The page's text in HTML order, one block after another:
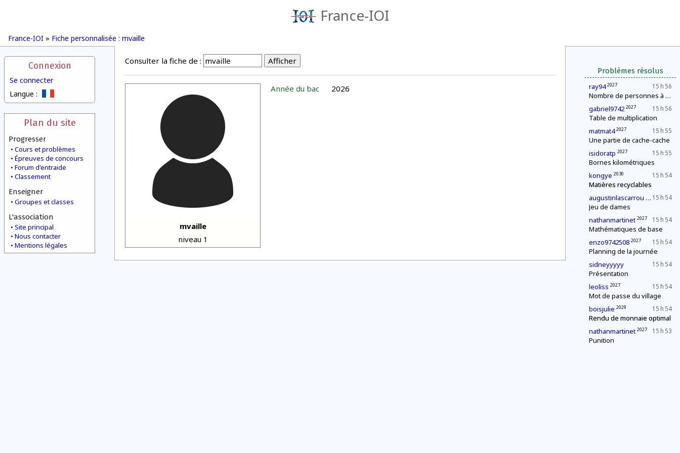
France-IOI
France-IOI » Fiche personnalisée : mvaille
Connexion
Se connecter
Langue :
Plan du site
Progresser
Cours et problèmes
Épreuves de concours
Forum d'entraide
Classement
Enseigner
Groupes et classes
L'association
Site principal
Nous contacter
Mentions légales
Problèmes résolus
15 h 56
ray94 2027
Nombre de personnes à la fête
15 h 56
gabriel9742 2027
Table de multiplication
15 h 55
matmat4 2027
Une partie de cache-cache
15 h 55
isidoratp 2027
Bornes kilométriques
15 h 54
kongye 2030
Matières recyclables
15 h 54
augustinlascarrou 2027
Jeu de dames
15 h 54
nathanmartinet 2027
Mathématiques de base
15 h 54
enzo9742508 2027
Planning de la journée
15 h 54
sidneyyyyy
Présentation
15 h 54
leoliss 2027
Mot de passe du village
15 h 54
boisjulie 2029
Rendu de monnaie optimal
15 h 53
nathanmartinet 2027
Punition
Consulter la fiche de :
mvaille
niveau 1
Année du bac 2026